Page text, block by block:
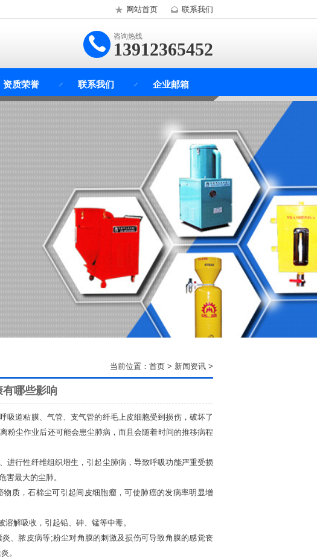
网站首页 联系我们
咨询热线
13912365452
资质荣誉 联系我们 企业邮箱
当前位置： 首页 > 新闻资讯 >
哪些影响
道粘膜、气管、支气管的纤毛上皮细胞受到损伤，破坏了
粉尘作业后还可能会患尘肺病，而且会随着时间的推移病程
行性纤维组织增生，引起尘肺病，导致呼吸功能严重受损
害最大的尘肺。
，石棉尘可引起间皮细胞瘤，可使肺癌的发病率明显增
溶解吸收，引起铅、砷、锰等中毒。
脓皮病等;粉尘对角膜的刺激及损伤可导致角膜的感觉丧
。